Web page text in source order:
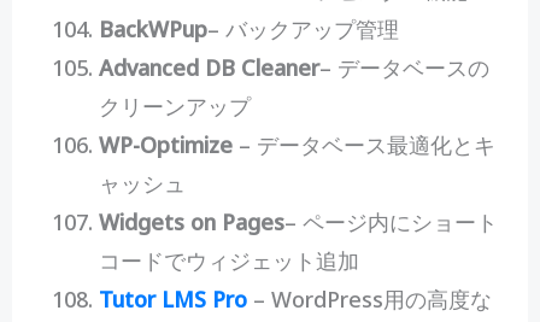
BackWPup– バックアップ管理
Advanced DB Cleaner– データベースの
クリーンアップ
WP-Optimize– データベース最適化とキ
ャッシュ
Widgets on Pages– ページ内にショート
コードでウィジェット追加
Tutor LMS Pro– WordPress用の高度な